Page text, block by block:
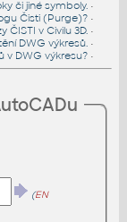
či jiné symboly. •
Čisti (Purge)? •
ČISTI v Civilu 3D. •
DWG výkresů. •
v DWG výkresu? •
(EN